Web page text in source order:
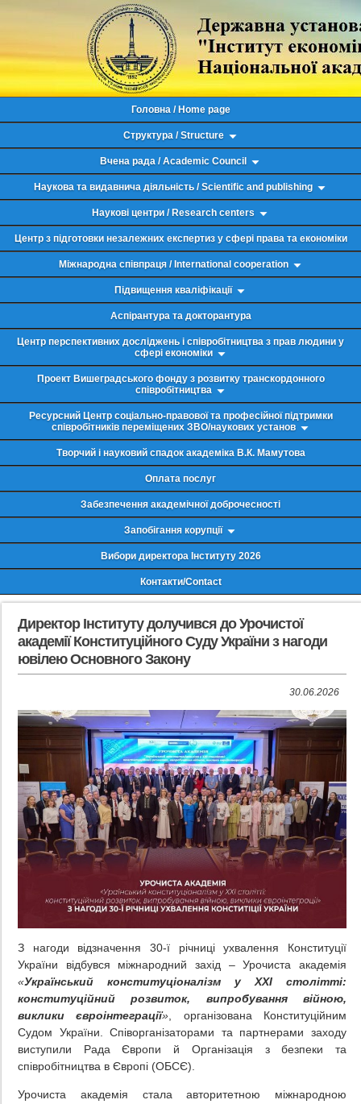
Головна / Home page
Структура / Structure
Вчена рада / Academic Council
Наукова та видавнича діяльність / Scientific and publishing
Наукові центри / Research centers
Центр з підготовки незалежних експертиз у сфері права та економіки
Міжнародна співпраця / International cooperation
Підвищення кваліфікації
Аспірантура та докторантура
Центр перспективних досліджень і співробітництва з прав людини у
сфері економіки
Проект Вишеградського фонду з розвитку транскордонного
співробітництва
Ресурсний Центр соціально-правової та професійної підтримки
співробітників переміщених ЗВО/наукових установ
Творчий і науковий спадок академіка В.К. Мамутова
Оплата послуг
Забезпечення академічної доброчесності
Запобігання корупції
Вибори директора Інституту 2026
Контакти/Contact
Директор Інституту долучився до Урочистої
академії Конституційного Суду України з нагоди
ювілею Основного Закону
30.06.2026
З нагоди відзначення 30-ї річниці ухвалення Конституції
України відбувся міжнародний захід – Урочиста академія
«Український конституціоналізм у ХХІ столітті:
конституційний розвиток, випробування війною,
виклики євроінтеграції» , організована Конституційним
Судом України. Співорганізаторами та партнерами заходу
виступили Рада Європи й Організація з безпеки та
співробітництва в Європі (ОБСЄ).
Урочиста академія стала авторитетною міжнародною